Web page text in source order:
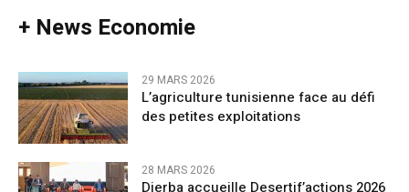
+ News Economie
29 MARS 2026
L’agriculture tunisienne face au défi
des petites exploitations
28 MARS 2026
Djerba accueille Desertif’actions 2026